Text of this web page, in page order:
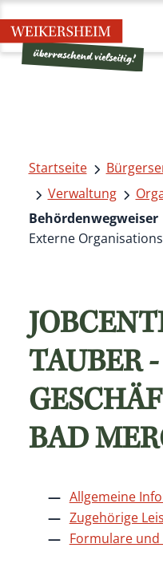
Startseite
Verwaltung
Behördenwegweiser
Externe
TAUBER -
BAD
Allgemeine
Zugehörige
Formulare